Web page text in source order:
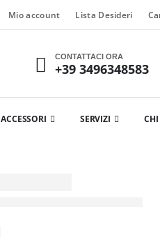
Mio account Lista Desideri
CONTATTACI ORA
+39 3496348583
ACCESSORI SERVIZI